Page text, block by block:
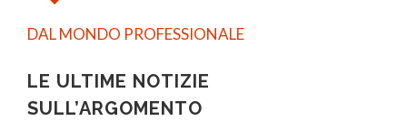
DAL MONDO PROFESSIONALE
LE ULTIME NOTIZIE
SULL’ARGOMENTO